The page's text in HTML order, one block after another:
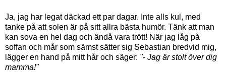
Ja, jag har legat däckad ett par dagar. Inte alls kul, med
tanke på att solen är på sitt allra bästa humör. Tänk att man
kan sova en hel dag och ändå vara trött! När jag låg på
soffan och mår som sämst sätter sig Sebastian bredvid mig,
lägger en hand på mitt hår och säger: "- Jag är stolt över dig
mamma!"